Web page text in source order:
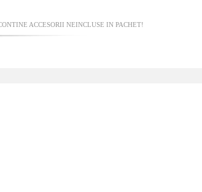
ACCESORII NEINCLUSE IN PACHET!